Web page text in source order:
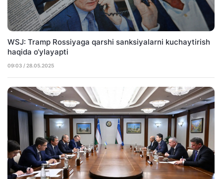
WSJ: Tramp Rossiyaga qarshi sanksiyalarni kuchaytirish
haqida o‘ylayapti
09:03 / 28.05.2025